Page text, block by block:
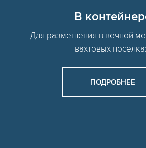
В
Для размещения в вечной
вахтовых
ПОДРОБНЕЕ